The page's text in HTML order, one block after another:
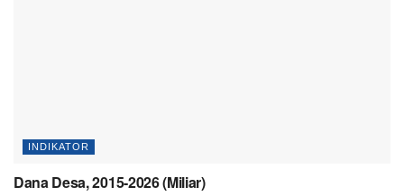
INDIKATOR
Dana Desa, 2015-2026 (Miliar)